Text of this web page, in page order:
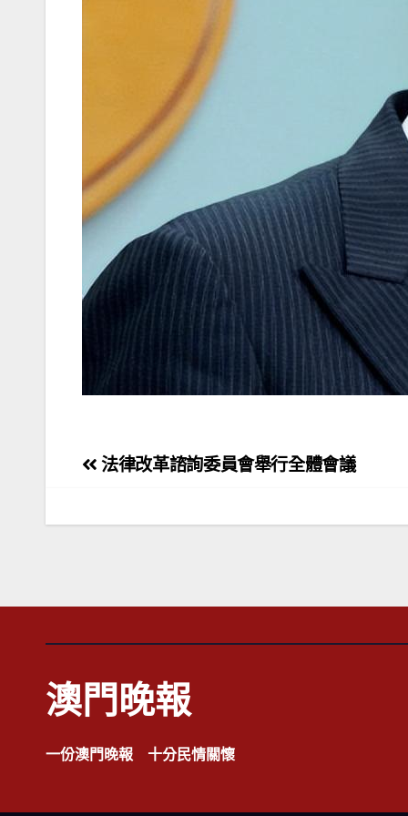
文
導
法律改革諮詢委員會舉行全體會議
澳門晚報
一份澳門晚報 十分民情關懷